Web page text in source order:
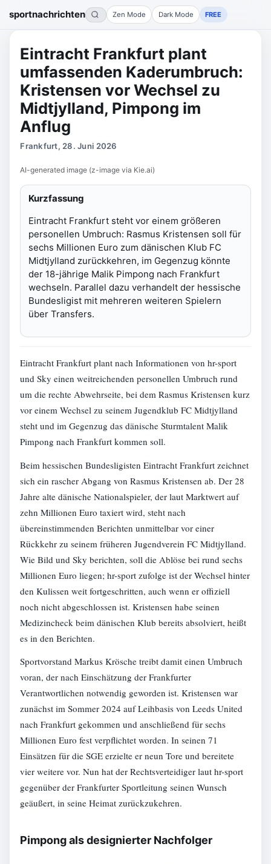
sportnachrichten Zen Mode Dark Mode FREE
Eintracht Frankfurt plant
umfassenden Kaderumbruch:
Kristensen vor Wechsel zu
Midtjylland, Pimpong im
Anflug
Frankfurt, 28. Juni 2026
AI-generated image (z-image via Kie.ai)
Kurzfassung
Eintracht Frankfurt steht vor einem größeren
personellen Umbruch: Rasmus Kristensen soll für
sechs Millionen Euro zum dänischen Klub FC
Midtjylland zurückkehren, im Gegenzug könnte
der 18-jährige Malik Pimpong nach Frankfurt
wechseln. Parallel dazu verhandelt der hessische
Bundesligist mit mehreren weiteren Spielern
über Transfers.
Eintracht Frankfurt plant nach Informationen von hr-sport
und Sky einen weitreichenden personellen Umbruch rund
um die rechte Abwehrseite, bei dem Rasmus Kristensen kurz
vor einem Wechsel zu seinem Jugendklub FC Midtjylland
steht und im Gegenzug das dänische Sturmtalent Malik
Pimpong nach Frankfurt kommen soll.
Beim hessischen Bundesligisten Eintracht Frankfurt zeichnet
sich ein rascher Abgang von Rasmus Kristensen ab. Der 28
Jahre alte dänische Nationalspieler, der laut Marktwert auf
zehn Millionen Euro taxiert wird, steht nach
übereinstimmenden Berichten unmittelbar vor einer
Rückkehr zu seinem früheren Jugendverein FC Midtjylland.
Wie Bild und Sky berichten, soll die Ablöse bei rund sechs
Millionen Euro liegen; hr-sport zufolge ist der Wechsel hinter
den Kulissen weit fortgeschritten, auch wenn er offiziell
noch nicht abgeschlossen ist. Kristensen habe seinen
Medizincheck beim dänischen Klub bereits absolviert, heißt
es in den Berichten.
Sportvorstand Markus Krösche treibt damit einen Umbruch
voran, der nach Einschätzung der Frankfurter
Verantwortlichen notwendig geworden ist. Kristensen war
zunächst im Sommer 2024 auf Leihbasis von Leeds United
nach Frankfurt gekommen und anschließend für sechs
Millionen Euro fest verpflichtet worden. In seinen 71
Einsätzen für die SGE erzielte er neun Tore und bereitete
vier weitere vor. Nun hat der Rechtsverteidiger laut hr-sport
gegenüber der Frankfurter Sportleitung seinen Wunsch
geäußert, in seine Heimat zurückzukehren.
Pimpong als designierter Nachfolger